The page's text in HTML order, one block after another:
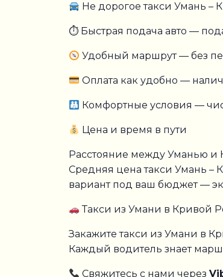
Не дорогое такси Умань –
⏱ Быстрая подача авто —
Удобный маршрут — без
Оплата как удобно —
Комфортные условия —
Цена и время в пути
Расстояние между Уманью и
Средняя цена такси Умань –
вариант под ваш бюджет —
Такси из Умани в Кривой
Закажите такси из Умани в
Каждый водитель знает
Свяжитесь с нами через